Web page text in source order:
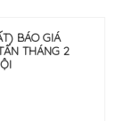
BÁO GIÁ
THÁNG 2